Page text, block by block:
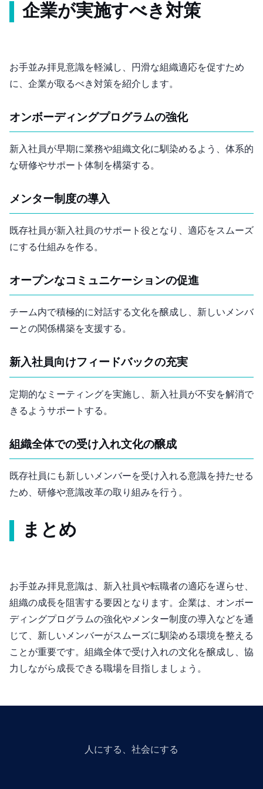
企業が実施すべき対策
お手並み拝見意識を軽減し、円滑な組織適応を促すため
に、企業が取るべき対策を紹介します。
オンボーディングプログラムの強化
新入社員が早期に業務や組織文化に馴染めるよう、体系的
な研修やサポート体制を構築する。
メンター制度の導入
既存社員が新入社員のサポート役となり、適応をスムーズ
にする仕組みを作る。
オープンなコミュニケーションの促進
チーム内で積極的に対話する文化を醸成し、新しいメンバ
ーとの関係構築を支援する。
新入社員向けフィードバックの充実
定期的な1on1ミーティングを実施し、新入社員が不安を解消で
きるようサポートする。
組織全体での受け入れ文化の醸成
既存社員にも新しいメンバーを受け入れる意識を持たせる
ため、研修や意識改革の取り組みを行う。
まとめ
お手並み拝見意識は、新入社員や転職者の適応を遅らせ、
組織の成長を阻害する要因となります。企業は、オンボー
ディングプログラムの強化やメンター制度の導入などを通
じて、新しいメンバーがスムーズに馴染める環境を整える
ことが重要です。組織全体で受け入れの文化を醸成し、協
力しながら成長できる職場を目指しましょう。
人にGiveする、社会にGiveする